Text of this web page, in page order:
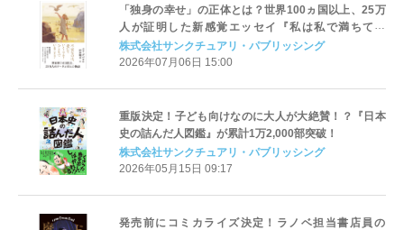
「独身の幸せ」の正体とは？世界100ヵ国以上、25万
人が証明した新感覚エッセイ『私は私で満ちてい
る』 7月7日（火）に発売
株式会社サンクチュアリ・パブリッシング
2026年07月06日 15:00
重版決定！子ども向けなのに大人が大絶賛！？『日本
史の詰んだ人図鑑』が累計1万2,000部突破！
株式会社サンクチュアリ・パブリッシング
2026年05月15日 09:17
発売前にコミカライズ決定！ラノベ担当書店員の